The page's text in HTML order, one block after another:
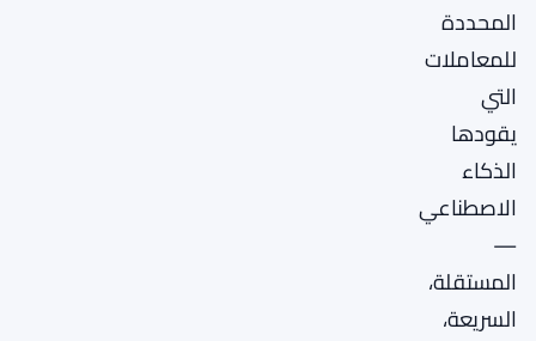
المحددة
للمعاملات
التي
يقودها
الذكاء
الاصطناعي
—
المستقلة،
السريعة،